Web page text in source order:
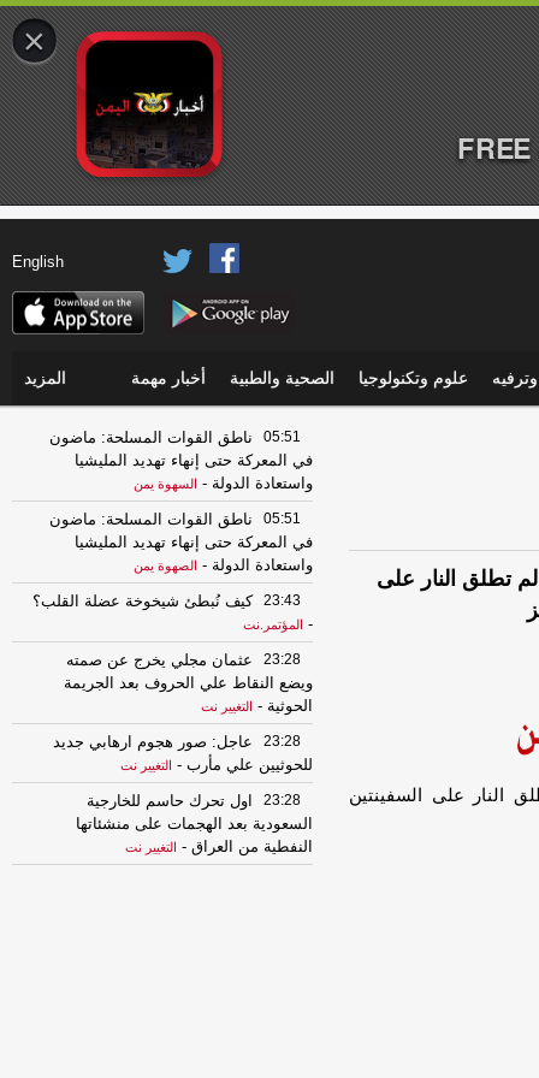
English
علوم وتكنولوجيا الصحية والطبية أخبار مهمة المزيد
تطلق النار على
النار على السفينتين
05:51
ناطق القوات المسلحة: ماضون
في المعركة حتى إنهاء تهديد المليشيا
واستعادة الدولة - السهوة يمن
05:51
ناطق القوات المسلحة: ماضون
في المعركة حتى إنهاء تهديد المليشيا
واستعادة الدولة - الصهوة يمن
23:43
كيف نُبطئ شيخوخة عضلة القلب؟
-
المؤتمر.نت
23:28
عثمان مجلي يخرج عن صمته
ويضع النقاط علي الحروف بعد الجريمة
الحوثية - التغيير نت
23:28
عاجل: صور هجوم ارهابي جديد
للحوثيين علي مأرب - التغيير نت
23:28
اول تحرك حاسم للخارجية
السعودية بعد الهجمات على منشئاتها
النفطية من العراق - التغيير نت
×